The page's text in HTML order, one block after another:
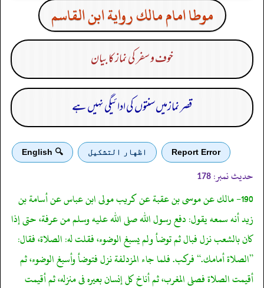
موطا امام مالك رواية ابن القاسم
خوف و سفر کی نماز کا بیان
قصر نمازمیں سنتوں کی ادائیگی نہیں ہے
Report Error اظهار التشكيل 🔍 English
حدیث نمبر: 178
190- مالك عن موسى بن عقبة عن كريب مولى ابن عباس عن أسامة بن
زيد أنه سمعه يقول: دفع رسول الله صلى الله عليه وسلم من عرفة، حتى إذا
كان بالشعب نزل فبال ثم توضأ ولم يسبغ الوضوء، فقلت له: الصلاة، فقال:
”الصلاة أمامك.“ فركب. فلما جاء المزدلفة نزل فتوضأ وأسبغ الوضوء، ثم
أقيمت الصلاة فصلى المغرب، ثم أناخ كل إنسان بعيره فى منزله، ثم أقيمت